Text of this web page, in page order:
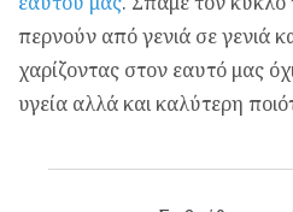
περνούν από γενιά σε γενιά
χαρίζοντας στον εαυτό μας
υγεία αλλά και καλύτερη